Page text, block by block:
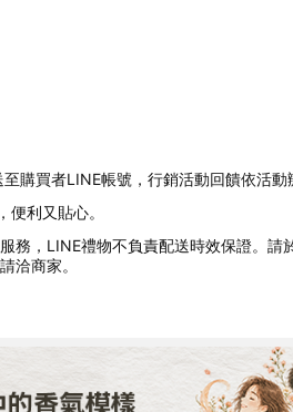
購買者LINE帳號，行銷活動回饋依活動
利又貼心。
務，LINE禮物不負責配送時效保證。請
洽商家。